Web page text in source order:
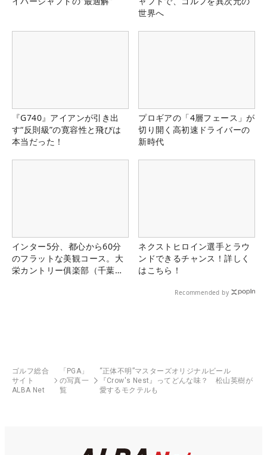
世界へ
『G740』アイアンが引き出
す“反則級”の寛容性と飛びは
本当だった！
プロギアの「4層フェース」が
切り開く高初速ドライバーの
新時代
インター5分、都心から60分
のフラットな美観コース。大
栄カントリー俱楽部（千葉
ネクストヒロイン選手とラウ
ンドできるチャンス！詳しく
はこちら！
Recommended by
ゴルフ総合
サイト
ALBA Net
「PGA」
の写真一
覧
“正体不明”マスターズオリジナルビール
『Crow's Nest』ってどんな味？ 松山英樹が
愛するモクテルも